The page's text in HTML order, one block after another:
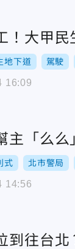
！大甲
地下道 駕駛
16:09
主「么
式 北市警局
14:56
到往台